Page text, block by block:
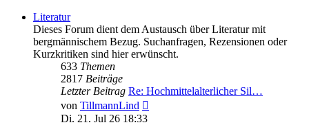
Literatur
Dieses Forum dient dem Austausch über Literatur mit
bergmännischem Bezug. Suchanfragen, Rezensionen oder
Kurzkritiken sind hier erwünscht.
633 Themen
2817 Beiträge
Letzter Beitrag Re: Hochmittelalterlicher Sil…
von TillmannLind
Di. 21. Jul 26 18:33